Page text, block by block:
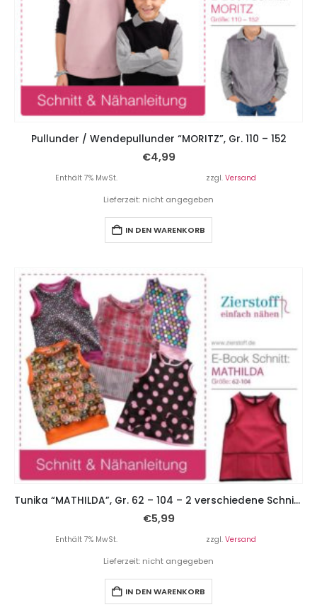
Pullunder / Wendepullunder “MORITZ”, Gr. 110 – 152
€4,99
Enthält 7% MwSt. zzgl. Versand
Lieferzeit: nicht angegeben
IN DEN WARENKORB
Tunika “MATHILDA”, Gr. 62 – 104 – 2 verschiedene Schnitte
€5,99
Enthält 7% MwSt. zzgl. Versand
Lieferzeit: nicht angegeben
IN DEN WARENKORB